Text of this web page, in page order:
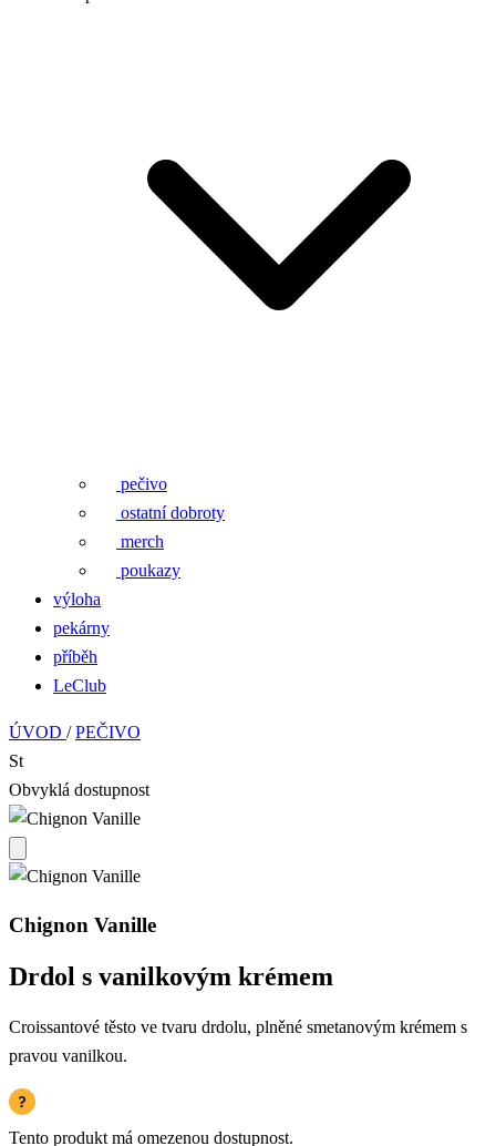
pečivo
ostatní dobroty
merch
poukazy
výloha
pekárny
příběh
LeClub
ÚVOD / PEČIVO
St
Obvyklá dostupnost
Chignon Vanille
Drdol s vanilkovým krémem
Croissantové těsto ve tvaru drdolu, plněné smetanovým krémem s
pravou vanilkou.
Tento produkt má omezenou dostupnost.